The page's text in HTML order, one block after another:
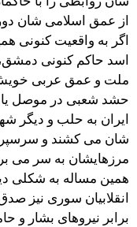
از عمق اسلامی شان
اگر به واقعیت کنونی
اسد حاکم کنونی
ملت و عمق عربی خویش
حشد شعبی در موصل یا
ایران به حلب و دیگر
شان می کشند و
مرزهایشان به سر می
همین مساله به شکلی
انقلابیان سوری نیز
برابر نیروهای بشار و